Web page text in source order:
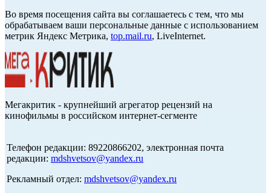
Во время посещения сайта вы соглашаетесь с тем, что мы
обрабатываем ваши персональные данные с использованием
метрик Яндекс Метрика, top.mail.ru, LiveInternet.
Мегакритик - крупнейший агрегатор рецензий на
кинофильмы в российском интернет-сегменте
Телефон редакции: 89220866202, электронная почта
редакции: mdshvetsov@yandex.ru
Рекламный отдел: mdshvetsov@yandex.ru